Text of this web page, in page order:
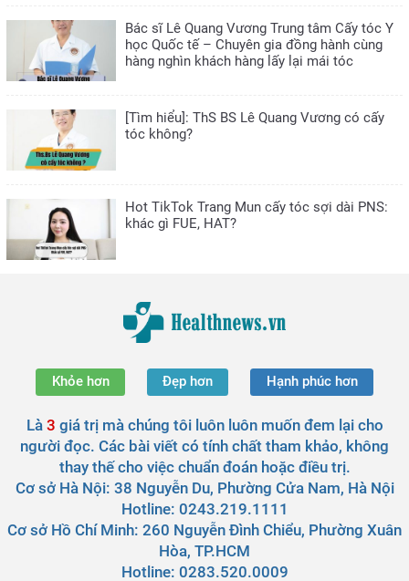
Bác sĩ Lê Quang Vương Trung tâm Cấy tóc Y
học Quốc tế – Chuyên gia đồng hành cùng
hàng nghìn khách hàng lấy lại mái tóc
[Tìm hiểu]: ThS BS Lê Quang Vương có cấy
tóc không?
Hot TikTok Trang Mun cấy tóc sợi dài PNS:
khác gì FUE, HAT?
Khỏe hơn Đẹp hơn Hạnh phúc hơn
Là 3 giá trị mà chúng tôi luôn luôn muốn đem lại cho
người đọc. Các bài viết có tính chất tham khảo, không
thay thế cho việc chuẩn đoán hoặc điều trị.
Cơ sở Hà Nội: 38 Nguyễn Du, Phường Cửa Nam, Hà Nội
Hotline: 0243.219.1111
Cơ sở Hồ Chí Minh: 260 Nguyễn Đình Chiểu, Phường Xuân
Hòa, TP.HCM
Hotline: 0283.520.0009